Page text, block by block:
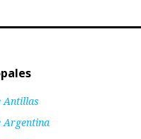
Antillas
Argentina